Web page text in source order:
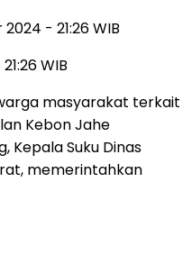
- 21:26 WIB
WIB
masyarakat terkait
Kebon Jahe
Kepala Suku Dinas
memerintahkan